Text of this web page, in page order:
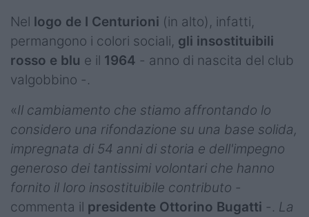
Nel logo de I Centurioni (in alto), infatti,
permangono i colori sociali, gli insostituibili
rosso e blu e il 1964 - anno di nascita del club
valgobbino -.
«Il cambiamento che stiamo affrontando lo
considero una rifondazione su una base solida,
impregnata di 54 anni di storia e dell'impegno
generoso dei tantissimi volontari che hanno
fornito il loro insostituibile contributo -
commenta il presidente Ottorino Bugatti -. La